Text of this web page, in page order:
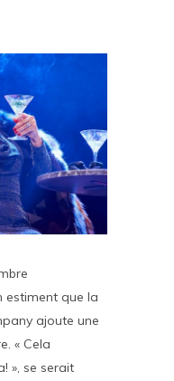
estiment que la
ajoute une
« Cela
», se serait